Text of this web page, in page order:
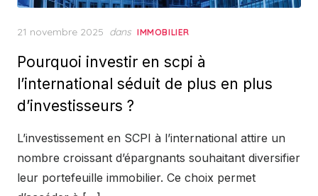
Posted
21 novembre 2025 dans IMMOBILIER
Pourquoi investir en scpi à
l’international séduit de plus en plus
d’investisseurs ?
L’investissement en SCPI à l’international attire un
nombre croissant d’épargnants souhaitant diversifier
leur portefeuille immobilier. Ce choix permet